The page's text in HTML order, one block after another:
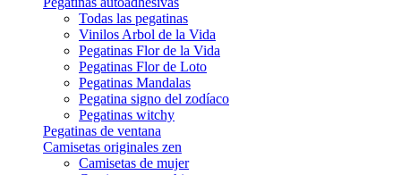
Todas las pegatinas
Vinilos Arbol de la Vida
Pegatinas Flor de la Vida
Pegatinas Flor de Loto
Pegatinas Mandalas
Pegatina signo del zodíaco
Pegatinas witchy
Pegatinas de ventana
Camisetas originales zen
Camisetas de mujer